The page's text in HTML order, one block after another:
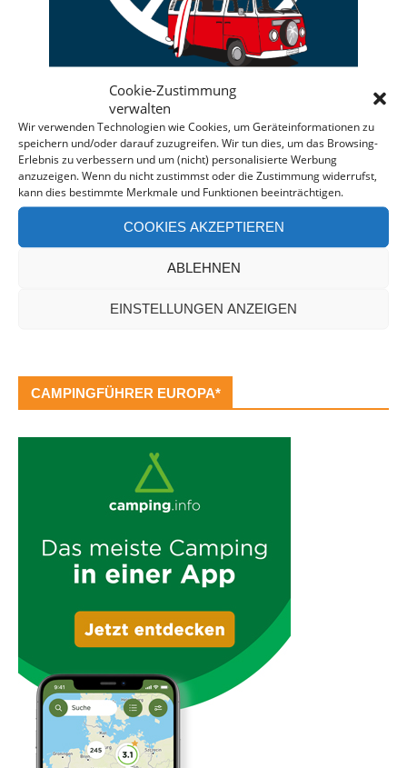
Cookie-Zustimmung
verwalten
Wir verwenden Technologien wie Cookies, um Geräteinformationen zu
speichern und/oder darauf zuzugreifen. Wir tun dies, um das Browsing-
Erlebnis zu verbessern und um (nicht) personalisierte Werbung
anzuzeigen. Wenn du nicht zustimmst oder die Zustimmung widerrufst,
kann dies bestimmte Merkmale und Funktionen beeinträchtigen.
COOKIES AKZEPTIEREN
ABLEHNEN
EINSTELLUNGEN ANZEIGEN
Deine individuelle Beratung bei der Campermiete
in Deutschland und Europa.
Bei einer Anfrage über diesen Banner erhältst Du
automatisch einen
Offenlegung: Die Anfrage bei der Camper Oase ist
Buchung kommt, erhalten wir eine kleine Provision.
CAMPINGFÜHRER EUROPA*